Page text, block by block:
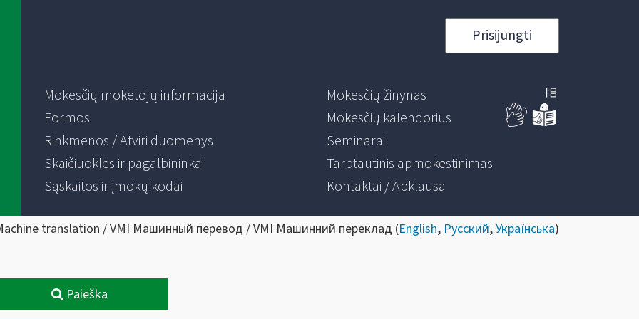
Prisijungti
Mokesčių mokėtojų informacija
Formos
Rinkmenos / Atviri duomenys
Skaičiuoklės ir pagalbininkai
Sąskaitos ir įmokų kodai
Mokesčių žinynas
Mokesčių kalendorius
Seminarai
Tarptautinis apmokestinimas
Kontaktai / Apklausa
translation / VMI Машинный перевод / VMI Машинний переклад (English, Русский,Українська)
Paieška